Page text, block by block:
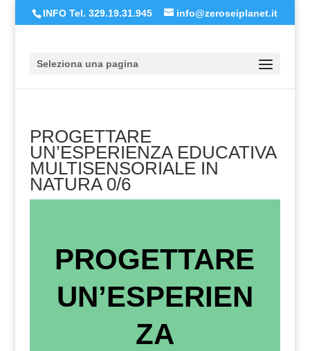
INFO Tel. 329.19.31.945 info@zeroseiplanet.it
Seleziona una pagina
PROGETTARE
UN’ESPERIENZA EDUCATIVA
MULTISENSORIALE IN
NATURA 0/6
PROGETTARE
UN’ESPERIEN
ZA